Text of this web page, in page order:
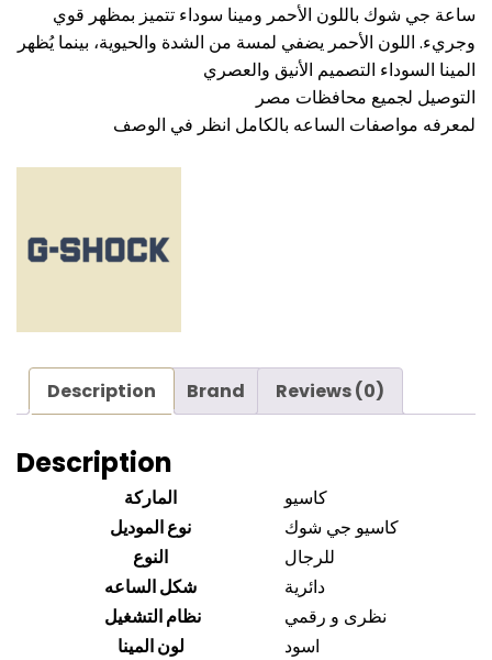
ساعة جي شوك باللون الأحمر ومينا سوداء تتميز بمظهر قوي
وجريء. اللون الأحمر يضفي لمسة من الشدة والحيوية، بينما يُظهر
المينا السوداء التصميم الأنيق والعصري
التوصيل لجميع محافظات مصر
لمعرفه مواصفات الساعه بالكامل انظر في الوصف
Description Brand Reviews (0)
Description
الماركة
كاسيو
نوع الموديل
كاسيو جي شوك
النوع
للرجال
شكل الساعه
دائرية
نظام التشغيل
نظرى و رقمي
لون المينا
اسود